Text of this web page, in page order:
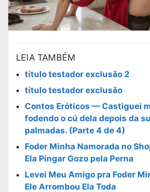
LEIA TAMBÉM
titulo testador exclusão 2
titulo testador exclusão
Contos Eróticos — Castiguei
fodendo o cú dela depois da
palmadas. (Parte 4 de 4)
Foder Minha Namorada no
Ela Pingar Gozo pela Perna
Levei Meu Amigo pra Foder
Ele Arrombou Ela Toda